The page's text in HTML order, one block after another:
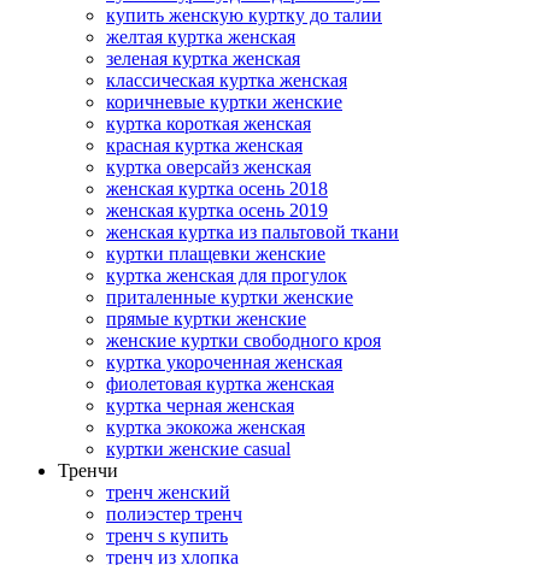
купить женскую куртку до талии
желтая куртка женская
зеленая куртка женская
классическая куртка женская
коричневые куртки женские
куртка короткая женская
красная куртка женская
куртка оверсайз женская
женская куртка осень 2018
женская куртка осень 2019
женская куртка из пальтовой ткани
куртки плащевки женские
куртка женская для прогулок
приталенные куртки женские
прямые куртки женские
женские куртки свободного кроя
куртка укороченная женская
фиолетовая куртка женская
куртка черная женская
куртка экокожа женская
куртки женские casual
Тренчи
тренч женский
полиэстер тренч
тренч s купить
тренч из хлопка